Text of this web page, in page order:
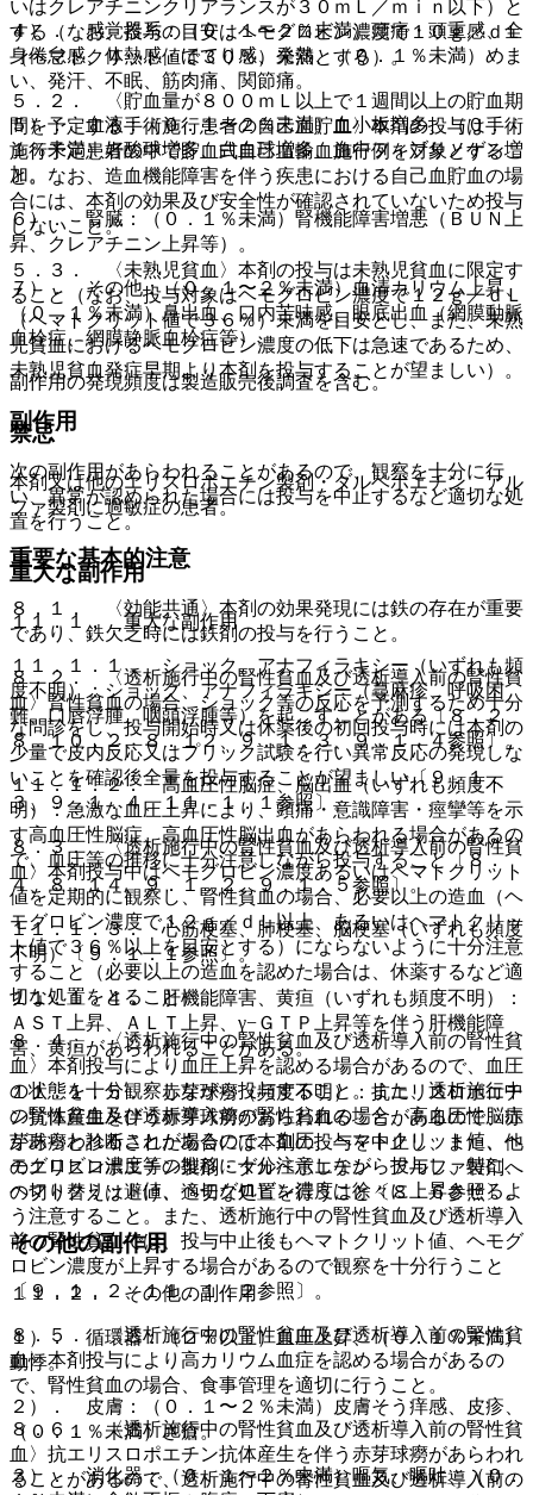
４）． 感覚器系：（０．１〜２％未満）頭痛・頭重感、全
身倦怠感、体熱感・ほてり感、発熱、（０．１％未満）めま
い、発汗、不眠、筋肉痛、関節痛。
５）． 血液：（０．１〜２％未満）血小板増多、（０．
１％未満）好酸球増多、白血球増多、血中フィブリノゲン増
加。
６）． 腎臓：（０．１％未満）腎機能障害増悪（ＢＵＮ上
昇、クレアチニン上昇等）。
７）． その他：（０．１〜２％未満）血清カリウム上昇、
（０．１％未満）鼻出血、口内苦味感、眼底出血（網膜動脈
血栓症、網膜静脈血栓症等）。
副作用の発現頻度は製造販売後調査を含む。
禁忌
本剤又は他のエリスロポエチン製剤・ダルベポエチン アル
ファ製剤に過敏症の患者。
重要な基本的注意
８．１． 〈効能共通〉本剤の効果発現には鉄の存在が重要
であり、鉄欠乏時には鉄剤の投与を行うこと。
８．２． 〈透析施行中の腎性貧血及び透析導入前の腎性貧
血〉腎性貧血の場合、ショック等の反応を予測するため十分
な問診をし、投与開始時又は休薬後の初回投与時には本剤の
少量で皮内反応又はプリック試験を行い異常反応の発現しな
いことを確認後全量を投与することが望ましい〔９．１．
３、９．１．４、１１．１．１参照〕。
８．３． 〈透析施行中の腎性貧血及び透析導入前の腎性貧
血〉本剤投与中はヘモグロビン濃度あるいはヘマトクリット
値を定期的に観察し、腎性貧血の場合、必要以上の造血（ヘ
モグロビン濃度で１２ｇ／ｄＬ以上、あるいはヘマトクリッ
ト値で３６％以上を目安とする）にならないように十分注意
すること（必要以上の造血を認めた場合は、休薬するなど適
切な処置をとること）。
８．４． 〈透析施行中の腎性貧血及び透析導入前の腎性貧
血〉本剤投与により血圧上昇を認める場合があるので、血圧
の状態を十分観察しながら投与すること。また、透析施行中
の腎性貧血及び透析導入前の腎性貧血の場合、高血圧性脳症
があらわれることがあるので、血圧、ヘマトクリット値、ヘ
モグロビン濃度等の推移に十分注意しながら投与し、特に、
ヘマトクリット値、ヘモグロビン濃度は徐々に上昇させるよ
う注意すること。また、透析施行中の腎性貧血及び透析導入
前の腎性貧血では、投与中止後もヘマトクリット値、ヘモグ
ロビン濃度が上昇する場合があるので観察を十分行うこと
〔９．１．２、１１．１．２参照〕。
８．５． 〈透析施行中の腎性貧血及び透析導入前の腎性貧
血〉本剤投与により高カリウム血症を認める場合があるの
で、腎性貧血の場合、食事管理を適切に行うこと。
８．６． 〈透析施行中の腎性貧血及び透析導入前の腎性貧
血〉抗エリスロポエチン抗体産生を伴う赤芽球癆があらわれ
ることがあるので、透析施行中の腎性貧血及び透析導入前の
いはクレアチニンクリアランスが３０ｍＬ／ｍｉｎ以下）と
する（なお、投与の目安はヘモグロビン濃度で１０ｇ／ｄＬ
（ヘマトクリット値で３０％）未満とする）。
５．２． 〈貯血量が８００ｍＬ以上で１週間以上の貯血期
間を予定する手術施行患者の自己血貯血〉本剤の投与は手術
施行予定患者の中で貯血式自己血輸血施行例を対象とするこ
と。なお、造血機能障害を伴う疾患における自己血貯血の場
合には、本剤の効果及び安全性が確認されていないため投与
しないこと。
５．３． 〈未熟児貧血〉本剤の投与は未熟児貧血に限定す
ること（なお、投与対象はヘモグロビン濃度で１２ｇ／ｄＬ
（ヘマトクリット値で３６％）未満を目安とし、また、未熟
児貧血におけるヘモグロビン濃度の低下は急速であるため、
未熟児貧血発症早期より本剤を投与することが望ましい）。
副作用
次の副作用があらわれることがあるので、観察を十分に行
い、異常が認められた場合には投与を中止するなど適切な処
置を行うこと。
重大な副作用
１１．１． 重大な副作用
１１．１．１． ショック、アナフィラキシー（いずれも頻
度不明）：ショック、アナフィラキシー（蕁麻疹、呼吸困
難、口唇浮腫、咽頭浮腫等）を起こすことがある〔８．２、
８．１０．２、８．１２、９．１．３、９．１．４参照〕。
１１．１．２． 高血圧性脳症、脳出血（いずれも頻度不
明）：急激な血圧上昇により、頭痛・意識障害・痙攣等を示
す高血圧性脳症、高血圧性脳出血があらわれる場合があるの
で、血圧等の推移に十分注意しながら投与すること〔８．
４、８．１４、９．１．２、９．１．５参照〕。
１１．１．３． 心筋梗塞、肺梗塞、脳梗塞（いずれも頻度
不明）〔９．１．１参照〕。
１１．１．４． 肝機能障害、黄疸（いずれも頻度不明）：
ＡＳＴ上昇、ＡＬＴ上昇、γ−ＧＴＰ上昇等を伴う肝機能障
害、黄疸があらわれることがある。
１１．１．５． 赤芽球癆（頻度不明）：抗エリスロポエチ
ン抗体産生を伴う赤芽球癆があらわれることがあるので、赤
芽球癆と診断された場合には本剤の投与を中止し、また、他
のエリスロポエチン製剤・ダルベポエチン アルファ製剤へ
の切り替えは避け、適切な処置を行うこと〔８．６参照〕。
その他の副作用
１１．２． その他の副作用
１）． 循環器：（２％以上）血圧上昇、（０．１％未満）
動悸。
２）． 皮膚：（０．１〜２％未満）皮膚そう痒感、皮疹、
（０．１％未満）ざ瘡。
３）． 消化器：（０．１〜２％未満）嘔気、嘔吐、（０．